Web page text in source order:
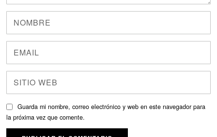
Guarda mi nombre, correo electrónico y web en este navegador para
la próxima vez que comente.